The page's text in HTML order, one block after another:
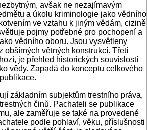
avšak ne nezajímavým
a úkolu kriminologie jako vědního
ve vztahu k jiným vědám, cizině
pojmy potřebné pro pochopení a
vědního oboru. Jsou vysvětleny
obšírných větných konstrukcí. Třetí
je přehled historických souvislostí
vědy. Zapadá do konceptu celkového
základním subjektům trestního práva,
činů. Pachateli se publikace
ale zaměřuje se také na provedené
podle pohlaví, věku, příslušnosti